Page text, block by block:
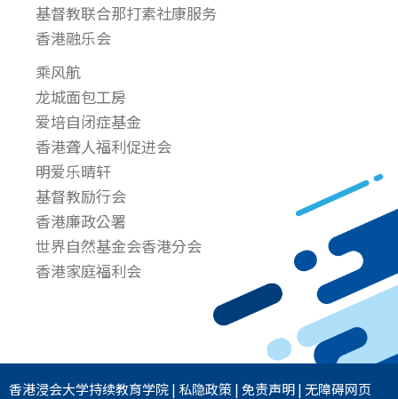
基督教联合那打素社康服务
香港融乐会
乘风航
龙城面包工房
爱培自闭症基金
香港聋人福利促进会
明爱乐晴轩
基督教励行会
香港廉政公署
世界自然基金会香港分会
香港家庭福利会
香港浸会大学持续教育学院| 私隐政策|免责声明|无障碍网页